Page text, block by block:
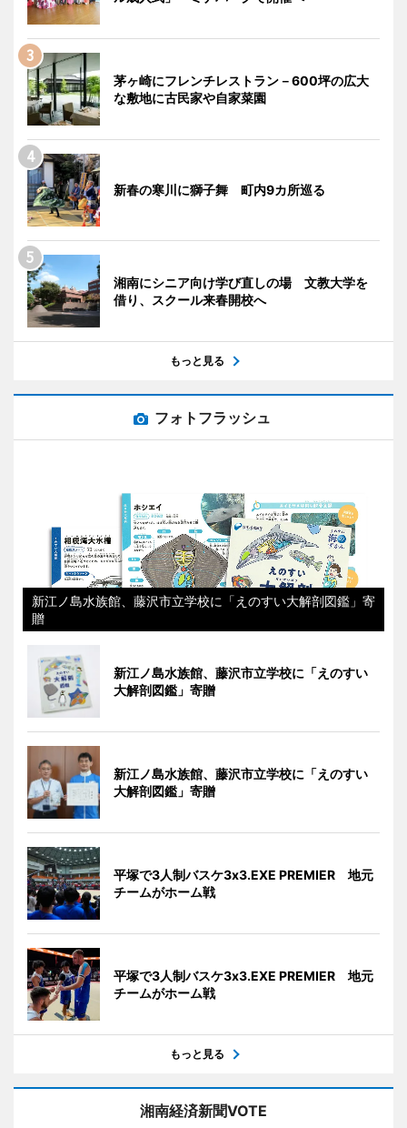
茅ヶ崎にフレンチレストラン－600坪の広大
な敷地に古民家や自家菜園
新春の寒川に獅子舞 町内9カ所巡る
湘南にシニア向け学び直しの場 文教大学を
借り、スクール来春開校へ
もっと見る
フォトフラッシュ
新江ノ島水族館、藤沢市立学校に「えのすい大解剖図鑑」寄
贈
新江ノ島水族館、藤沢市立学校に「えのすい
大解剖図鑑」寄贈
新江ノ島水族館、藤沢市立学校に「えのすい
大解剖図鑑」寄贈
平塚で3人制バスケ3x3.EXE PREMIER 地元
チームがホーム戦
平塚で3人制バスケ3x3.EXE PREMIER 地元
チームがホーム戦
もっと見る
湘南経済新聞VOTE